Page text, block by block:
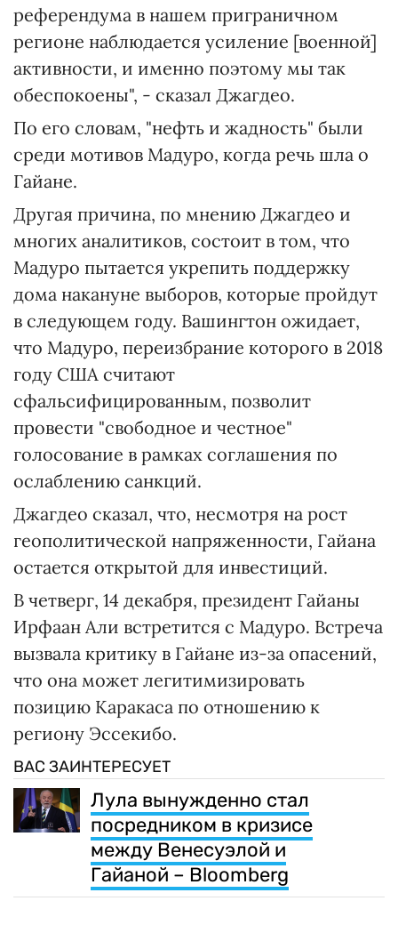
референдума в нашем приграничном
регионе наблюдается усиление [военной]
активности, и именно поэтому мы так
обеспокоены", - сказал Джагдео.
По его словам, "нефть и жадность" были
среди мотивов Мадуро, когда речь шла о
Гайане.
Другая причина, по мнению Джагдео и
многих аналитиков, состоит в том, что
Мадуро пытается укрепить поддержку
дома накануне выборов, которые пройдут
в следующем году. Вашингтон ожидает,
что Мадуро, переизбрание которого в 2018
году США считают
сфальсифицированным, позволит
провести "свободное и честное"
голосование в рамках соглашения по
ослаблению санкций.
Джагдео сказал, что, несмотря на рост
геополитической напряженности, Гайана
остается открытой для инвестиций.
В четверг, 14 декабря, президент Гайаны
Ирфаан Али встретится с Мадуро. Встреча
вызвала критику в Гайане из-за опасений,
что она может легитимизировать
позицию Каракаса по отношению к
региону Эссекибо.
ВАС ЗАИНТЕРЕСУЕТ
Лула вынужденно стал
посредником в кризисе
между Венесуэлой и
Гайаной – Bloomberg